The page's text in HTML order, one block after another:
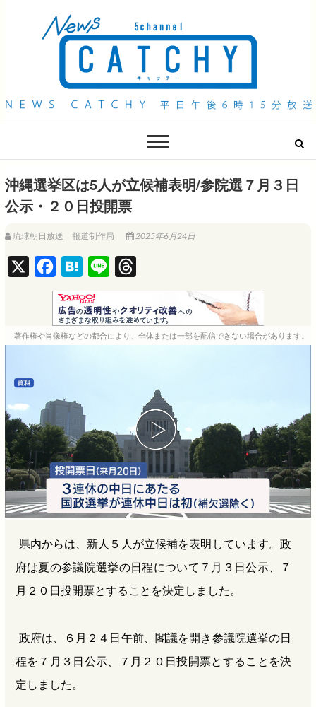
QAB NEWS Headline
沖縄選挙区は5人が立候補表明/参院選７月３日
公示・２０日投開票
琉球朝日放送 報道制作局 2025年6月24日
a
c
e
H
a
t
e
i
n
e
h
r
e
著作権や肖像権などの都合により、全体または一部を配信できない場合があります。
県内からは、新人５人が立候補を表明しています。政
府は夏の参議院選挙の日程について７月３日公示、７
月２０日投開票とすることを決定しました。
政府は、６月２４日午前、閣議を開き参議院選挙の日
程を７月３日公示、７月２０日投開票とすることを決
定しました。